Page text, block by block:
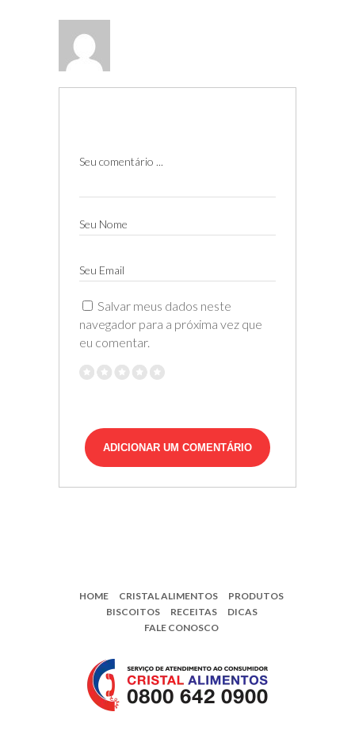
Seu comentário ...
Seu Nome
Seu Email
Salvar meus dados neste
navegador para a próxima vez que
eu comentar.
HOME CRISTAL ALIMENTOS
PRODUTOS
BISCOITOS
RECEITAS
DICAS
FALE CONOSCO